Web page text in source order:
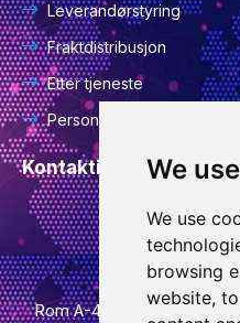
We
We use
browsing
website,
Leverandørstyring
Fraktdistribusjon
Etter tjeneste
Personvernerklæring
Kontaktinformasjon
Rom A-4-420, 4. etasje,